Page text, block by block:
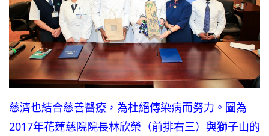
慈濟也結合慈善醫療，為杜絕傳染病而努力。圖為
2017年花蓮慈院院長林欣榮（前排右三）與獅子山的